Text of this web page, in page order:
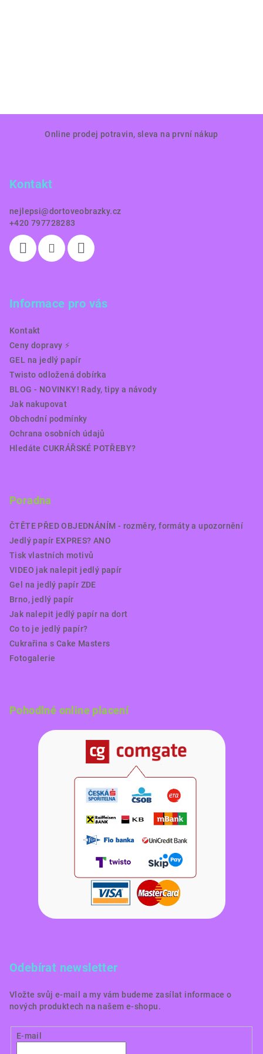
Online prodej potravin, sleva na první nákup
Kontakt
nejlepsi@dortoveobrazky.cz
+420 797728283
Informace pro vás
Kontakt
Ceny dopravy ⚡️
GEL na jedlý papír
Twisto odložená dobírka
BLOG - NOVINKY! Rady, tipy a návody
Jak nakupovat
Obchodní podmínky
Ochrana osobních údajů
Hledáte CUKRÁŘSKÉ POTŘEBY?
Poradna
ČTĚTE PŘED OBJEDNÁNÍM - rozměry, formáty a upozornění
Jedlý papír EXPRES? ANO
Tisk vlastních motivů
VIDEO jak nalepit jedlý papír
Gel na jedlý papír ZDE
Brno, jedlý papír
Jak nalepit jedlý papír na dort
Co to je jedlý papír?
Cukrařina s Cake Masters
Fotogalerie
Pohodlné online placení
Odebírat newsletter
Vložte svůj e-mail a my vám budeme zasílat informace o
nových produktech na našem e-shopu.
E-mail